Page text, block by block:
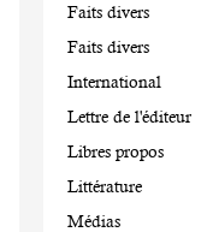
Faits divers
Faits divers
International
Lettre de l'éditeur
Libres propos
Littérature
Médias